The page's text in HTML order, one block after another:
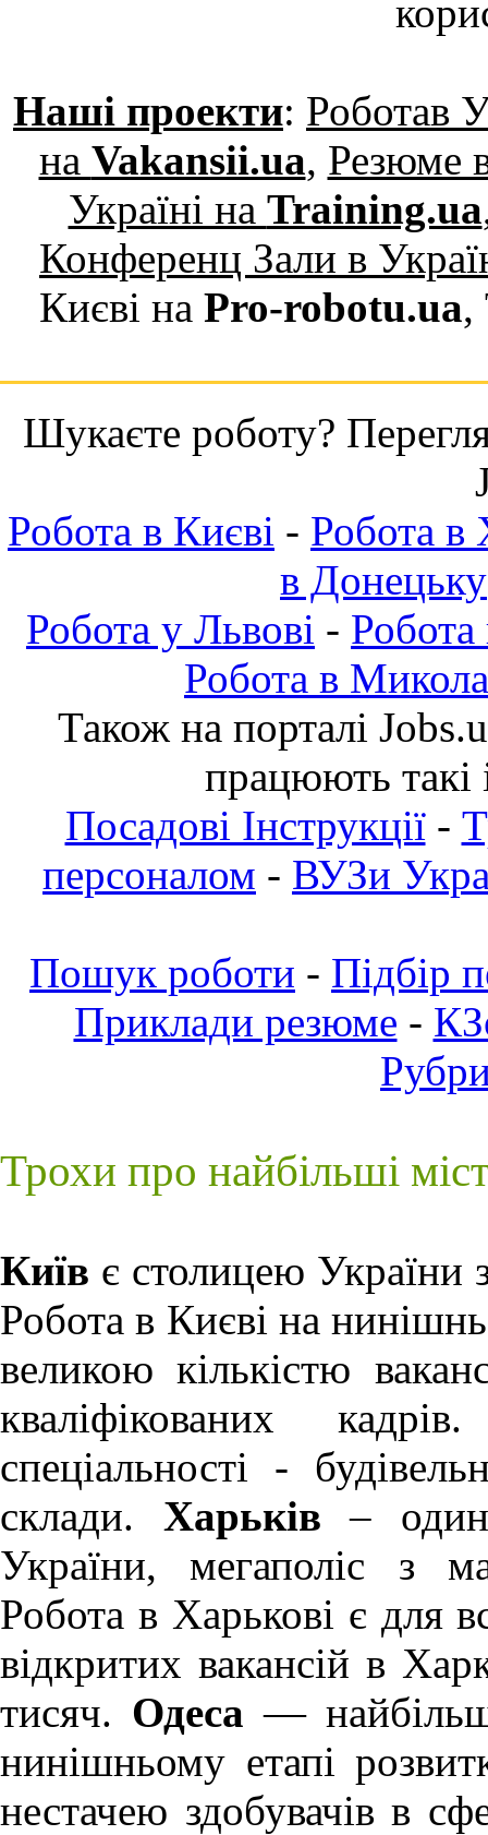
Наші проекти: Роботав
на Vakansii.ua, Резюме
Україні на Training.ua
Конференц Зали в
Києві на Pro-robotu.ua,
Шукаєте роботу?
Робота в Києві - Робота в
в Донецьку
Робота у Львові - Робота
Робота в
Також на порталі
працюють такі
Посадові Інструкції-
персоналом - ВУЗи
Пошук роботи - Підбір
Приклади резюме -
Трохи про найбільші
Київ є столицею України
Робота в Києві на
великою кількістю
кваліфікованих
спеціальності -
склади. Харьків –
України, мегаполіс з
Робота в Харькові є для
відкритих вакансій в
тисяч. Одеса —
нинішньому етапі
нестачею здобувачів в